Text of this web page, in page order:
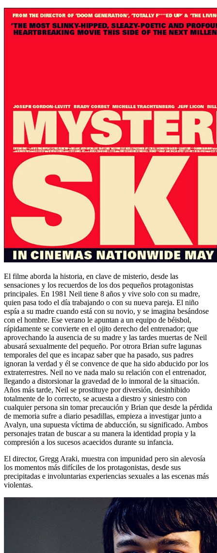
El filme aborda la historia, en clave de misterio, desde las
sensaciones y los recuerdos de los dos pequeños protagonistas
principales. En 1981 Neil tiene 8 años y vive solo con su madre,
quien pasa todo el día trabajando o con su nueva pareja. El niño
espía a su madre cuando está con su novio, y se imagina besándose
con el hombre. Ese verano le apuntan a un equipo de béisbol,
rápidamente se convierte en el ojito derecho del entrenador; que
aprovechando la ausencia de su madre y las tardes muertas de Neil
abusará sexualmente del pequeño. Por otrora Brian sufre lagunas
temporales del que es incapaz saber que ha pasado, sus padres
ignoran la verdad y él se convence de que ha sido abducido por los
extraterrestres. Neil no ve nada malo su relación con el entrenador,
llegando a distorsionar la gravedad de lo inmoral de la situación.
Años más tarde, Neil se prostituye por diversión, desinhibido
totalmente de lo correcto, se acuesta a diestro y siniestro con
cualquier persona sin tomar precaución y Brian que desde la pérdida
de memoria sufre a diario pesadillas, empieza a investigar junto a
Avalyn, una supuesta víctima de abducción, su significado. Ambos
personajes tratan de buscar a su manera la identidad propia y la
compresión a los sucesos acaecidos durante su infancia.
El director, Gregg Araki, muestra con impunidad pero sin alevosía
los momentos más difíciles de los protagonistas, desde sus
precipitadas e involuntarias experiencias sexuales a las escenas más
violentas.